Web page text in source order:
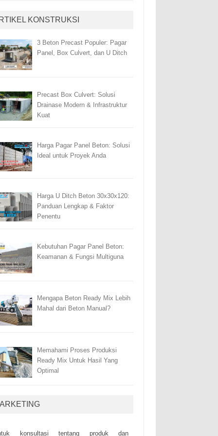
KONSTRUKSI
3 Beton Precast Populer: Pagar
Panel, Box Culvert, dan U Ditch
Precast Box Culvert: Solusi
Drainase Modern & Infrastruktur
Kuat
Harga Pagar Panel Beton: Solusi
Ideal untuk Proyek Anda
Harga U Ditch Beton 30x30x120:
Panduan Lengkap & Faktor
Penentu
Kebutuhan Pagar Panel Beton:
Keamanan & Fungsi Multiguna
Mengapa Beton Ready Mix Lebih
Mahal dari Beton Manual?
Memahami Proses Produksi
Ready Mix Untuk Hasil Yang
Optimal
kоnsultаsі tеntаng рrоduk dаn